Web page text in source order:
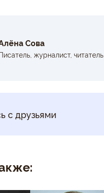
Сова
журналист, читатель.
с друзьями